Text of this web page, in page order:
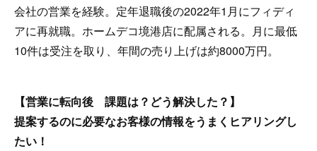
会社の営業を経験。定年退職後の2022年1月にフィディ
アに再就職。ホームデコ境港店に配属される。月に最低
10件は受注を取り、年間の売り上げは約8000万円。
【営業に転向後 課題は？どう解決した？】
提案するのに必要なお客様の情報をうまくヒアリングし
たい！